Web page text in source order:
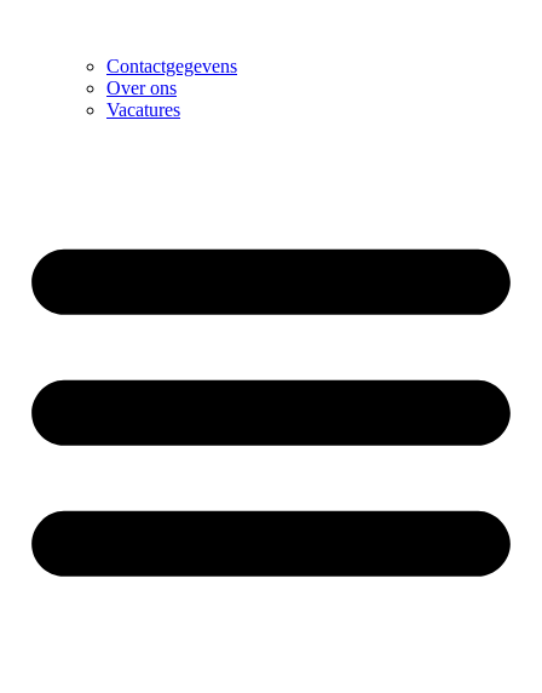
Contactgegevens
Over ons
Vacatures